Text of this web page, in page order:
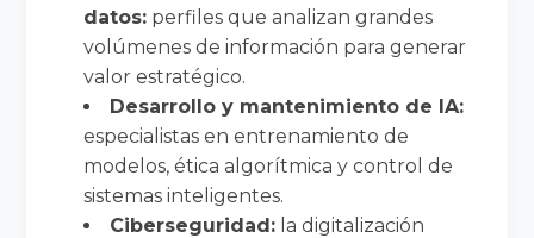
datos: perfiles que analizan grandes
volúmenes de información para generar
valor estratégico.
Desarrollo y mantenimiento de IA:
especialistas en entrenamiento de
modelos, ética algorítmica y control de
sistemas inteligentes.
Ciberseguridad: la digitalización